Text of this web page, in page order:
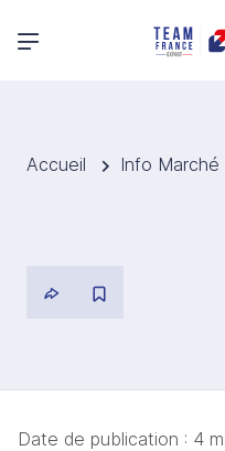
Menu principal
Accueil Info Marché
Date de publication : 4